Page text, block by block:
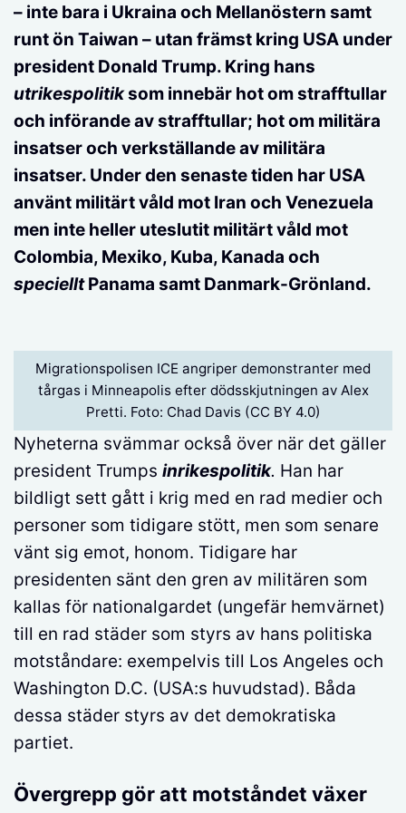
– inte bara i Ukraina och Mellanöstern samt
runt ön Taiwan – utan främst kring USA under
president Donald Trump. Kring hans
utrikespolitiksom innebär hot om strafftullar
och införande av strafftullar; hot om militära
insatser och verkställande av militära
insatser. Under den senaste tiden har USA
använt militärt våld mot Iran och Venezuela
men inte heller uteslutit militärt våld mot
Colombia, Mexiko, Kuba, Kanada och
specielltPanama samt Danmark-Grönland.
Migrationspolisen ICE angriper demonstranter med
tårgas i Minneapolis efter dödsskjutningen av Alex
Pretti. Foto: Chad Davis (CC BY 4.0)
Nyheterna svämmar också över när det gäller
president Trumps inrikespolitik. Han har
bildligt sett gått i krig med en rad medier och
personer som tidigare stött, men som senare
vänt sig emot, honom. Tidigare har
presidenten sänt den gren av militären som
kallas för nationalgardet (ungefär hemvärnet)
till en rad städer som styrs av hans politiska
motståndare: exempelvis till Los Angeles och
Washington D.C. (USA:s huvudstad). Båda
dessa städer styrs av det demokratiska
partiet.
Övergrepp gör att motståndet växer